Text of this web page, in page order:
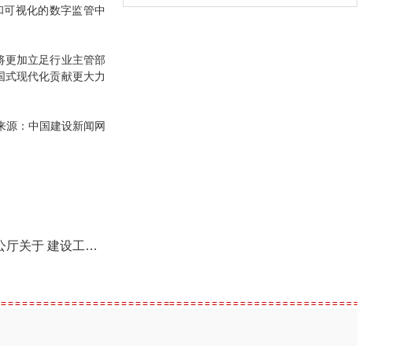
视化的数字监管中
加立足行业主管部
式现代化贡献更大力
源：中国建设新闻网
开工报告有关事宜的复函